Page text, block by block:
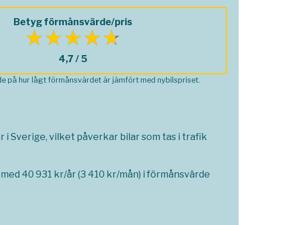
Betyg förmånsvärde/pris
4,7 / 5
på hur lågt förmånsvärdet är jämfört med nybilspriset.
i Sverige, vilket påverkar bilar som tas i trafik
med 40 931 kr/år (3 410 kr/mån) i förmånsvärde